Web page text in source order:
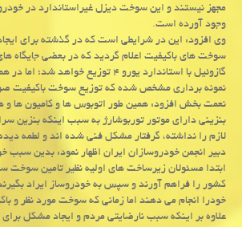
مجهز نیستند و این سوخت دیزل غیراستاندارد در
وجود آورده است.
وی افزود: این در شرایطی است كه در گذشته برای
سوخت های باكیفیت اعلام گردید كه در بعضی جایگاه
گازوئیل با استاندارد یورو ۴ توزیع خواهد
نمونه برداری مشخص شده كه توزیع سوخت باكیفیت
نعمت بخش افزود: همین طور اتوبوس ها و كامیون ها و
بنزینی دارای موتور توربوشارژ به سبب اینكه بنزین
لازم را نداشته، گرفتار مشكل فنی شده اند و لطمه دیده
دبیر انجمن خودروسازان ایران اظهار نمود: بدین سبب
ابتدا مسئولان زیرساخت های اولیه نظیر تامین سوخت
كشور را فراهم آورند و سپس به خودروساز ایراد
خودرا انجام می دهند اما زمانی كه سوخت مورد نظر و
علاوه بر اینكه سبب نارضایتی مردم و ایجاد مشكل برای